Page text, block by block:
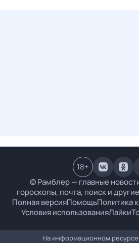
© Рамблер — главные
гороскопы, почта, поиск и
Полная версияПомощьПолитика
Условия использованияЛайки
18+
На информационном